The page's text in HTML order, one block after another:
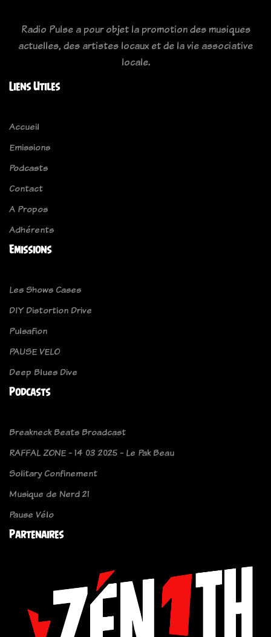
Radio Pulse a pour objet la promotion des musiques
actuelles, des artistes locaux et de la vie associative
locale.
Liens Utiles
Accueil
Emissions
Podcasts
Contact
A Propos
Adhérents
Emissions
Les Shows Cases
DIY Distortion Drive
Pulsafion
PAUSE VELO
Deep Blues Dive
Podcasts
Breakneck Beats Broadcast
RAFFAL ZONE - 14 03 2025 - Le Pak Beau
Solitary Confinement
Musique de Nerd 21
Pause Vélo
Partenaires